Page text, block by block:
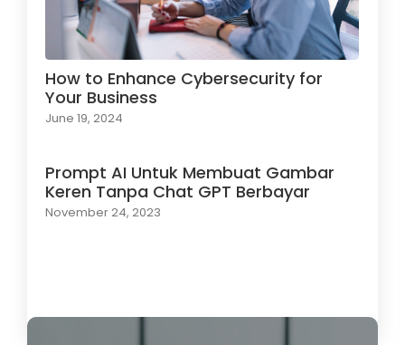
How to Enhance Cybersecurity for
Your Business
June 19, 2024
Prompt AI Untuk Membuat Gambar
Keren Tanpa Chat GPT Berbayar
November 24, 2023